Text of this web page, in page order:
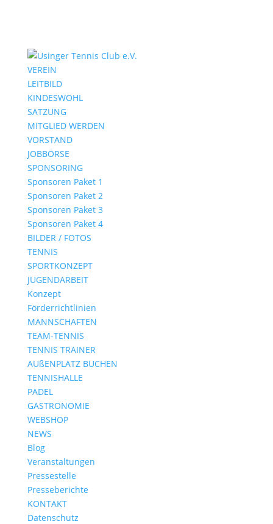
VEREIN
LEITBILD
KINDESWOHL
SATZUNG
MITGLIED WERDEN
VORSTAND
JOBBÖRSE
SPONSORING
Sponsoren Paket 1
Sponsoren Paket 2
Sponsoren Paket 3
Sponsoren Paket 4
BILDER / FOTOS
TENNIS
SPORTKONZEPT
JUGENDARBEIT
Konzept
Förderrichtlinien
MANNSCHAFTEN
TEAM-TENNIS
TENNIS TRAINER
AUßENPLATZ BUCHEN
TENNISHALLE
PADEL
GASTRONOMIE
WEBSHOP
NEWS
Blog
Veranstaltungen
Pressestelle
Presseberichte
KONTAKT
Datenschutz